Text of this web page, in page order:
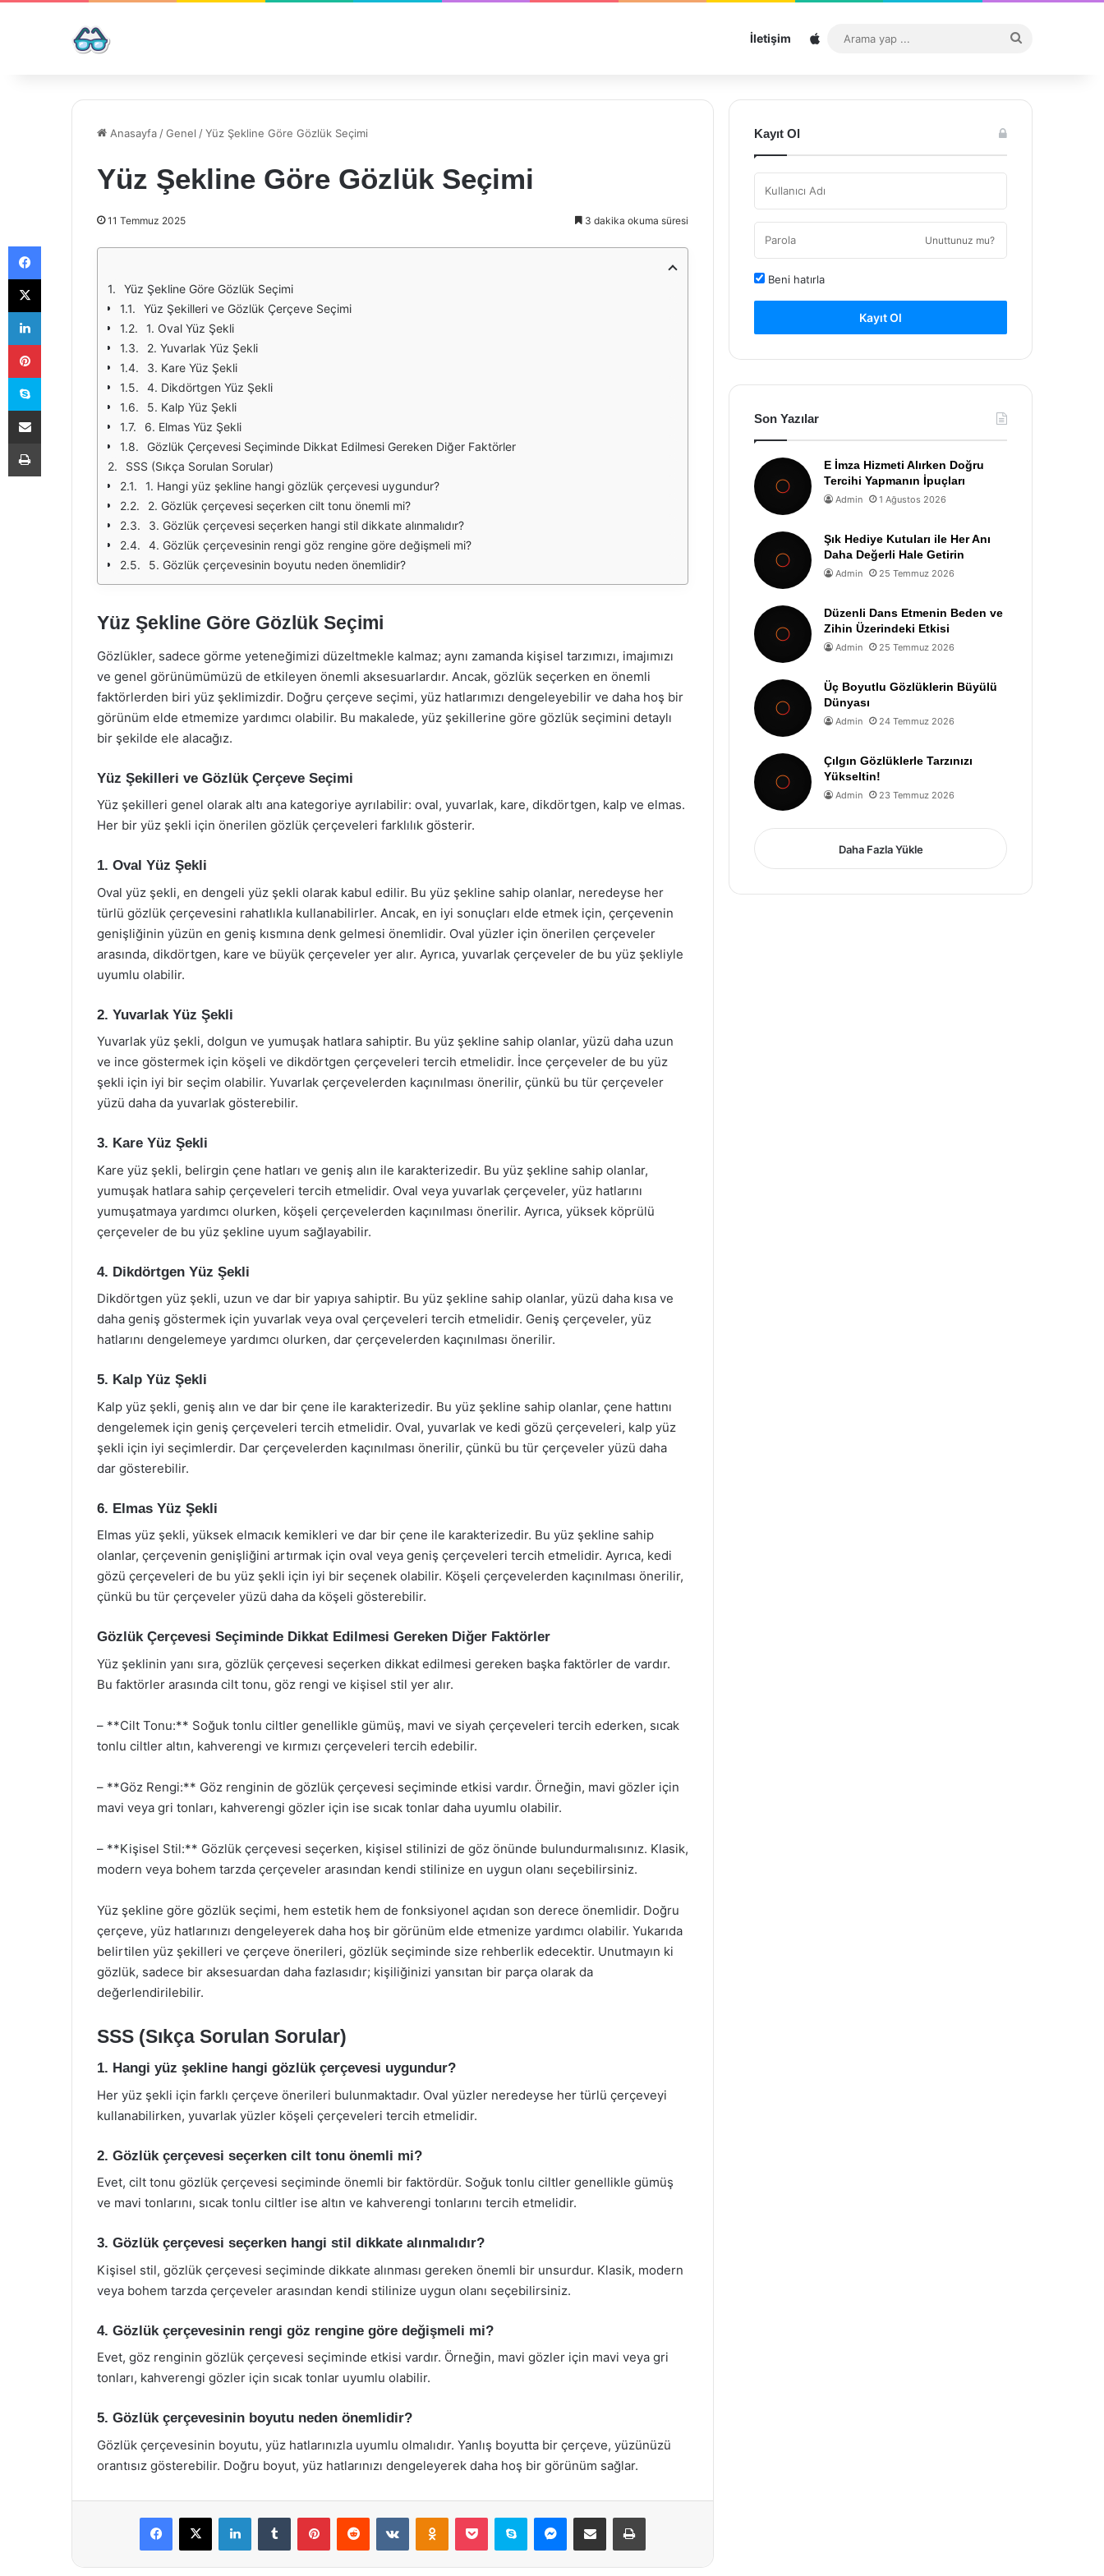
İletişim Sitemap
...
Anasayfa /Genel /Yüz Şekline Göre Gözlük Seçimi
Yüz Şekline Göre Gözlük Seçimi
11 Temmuz 2025 3 dakika okuma süresi
Yüz Şekline Göre Gözlük Seçimi
Yüz Şekilleri ve Gözlük Çerçeve Seçimi
1. Oval Yüz Şekli
2. Yuvarlak Yüz Şekli
3. Kare Yüz Şekli
4. Dikdörtgen Yüz Şekli
5. Kalp Yüz Şekli
6. Elmas Yüz Şekli
Gözlük Çerçevesi Seçiminde Dikkat Edilmesi Gereken Diğer Faktörler
SSS (Sıkça Sorulan Sorular)
1. Hangi yüz şekline hangi gözlük çerçevesi uygundur?
2. Gözlük çerçevesi seçerken cilt tonu önemli mi?
3. Gözlük çerçevesi seçerken hangi stil dikkate alınmalıdır?
4. Gözlük çerçevesinin rengi göz rengine göre değişmeli mi?
5. Gözlük çerçevesinin boyutu neden önemlidir?
Yüz Şekline Göre Gözlük Seçimi
Gözlükler, sadece görme yeteneğimizi düzeltmekle kalmaz; aynı zamanda kişisel tarzımızı, imajımızı
ve genel görünümümüzü de etkileyen önemli aksesuarlardır. Ancak, gözlük seçerken en önemli
faktörlerden biri yüz şeklimizdir. Doğru çerçeve seçimi, yüz hatlarımızı dengeleyebilir ve daha hoş bir
görünüm elde etmemize yardımcı olabilir. Bu makalede, yüz şekillerine göre gözlük seçimini detaylı
bir şekilde ele alacağız.
Yüz Şekilleri ve Gözlük Çerçeve Seçimi
Yüz şekilleri genel olarak altı ana kategoriye ayrılabilir: oval, yuvarlak, kare, dikdörtgen, kalp ve elmas.
Her bir yüz şekli için önerilen gözlük çerçeveleri farklılık gösterir.
1. Oval Yüz Şekli
Oval yüz şekli, en dengeli yüz şekli olarak kabul edilir. Bu yüz şekline sahip olanlar, neredeyse her
türlü gözlük çerçevesini rahatlıkla kullanabilirler. Ancak, en iyi sonuçları elde etmek için, çerçevenin
genişliğinin yüzün en geniş kısmına denk gelmesi önemlidir. Oval yüzler için önerilen çerçeveler
arasında, dikdörtgen, kare ve büyük çerçeveler yer alır. Ayrıca, yuvarlak çerçeveler de bu yüz şekliyle
uyumlu olabilir.
2. Yuvarlak Yüz Şekli
Yuvarlak yüz şekli, dolgun ve yumuşak hatlara sahiptir. Bu yüz şekline sahip olanlar, yüzü daha uzun
ve ince göstermek için köşeli ve dikdörtgen çerçeveleri tercih etmelidir. İnce çerçeveler de bu yüz
şekli için iyi bir seçim olabilir. Yuvarlak çerçevelerden kaçınılması önerilir, çünkü bu tür çerçeveler
yüzü daha da yuvarlak gösterebilir.
3. Kare Yüz Şekli
Kare yüz şekli, belirgin çene hatları ve geniş alın ile karakterizedir. Bu yüz şekline sahip olanlar,
yumuşak hatlara sahip çerçeveleri tercih etmelidir. Oval veya yuvarlak çerçeveler, yüz hatlarını
yumuşatmaya yardımcı olurken, köşeli çerçevelerden kaçınılması önerilir. Ayrıca, yüksek köprülü
çerçeveler de bu yüz şekline uyum sağlayabilir.
4. Dikdörtgen Yüz Şekli
Dikdörtgen yüz şekli, uzun ve dar bir yapıya sahiptir. Bu yüz şekline sahip olanlar, yüzü daha kısa ve
daha geniş göstermek için yuvarlak veya oval çerçeveleri tercih etmelidir. Geniş çerçeveler, yüz
hatlarını dengelemeye yardımcı olurken, dar çerçevelerden kaçınılması önerilir.
5. Kalp Yüz Şekli
Kalp yüz şekli, geniş alın ve dar bir çene ile karakterizedir. Bu yüz şekline sahip olanlar, çene hattını
dengelemek için geniş çerçeveleri tercih etmelidir. Oval, yuvarlak ve kedi gözü çerçeveleri, kalp yüz
şekli için iyi seçimlerdir. Dar çerçevelerden kaçınılması önerilir, çünkü bu tür çerçeveler yüzü daha
dar gösterebilir.
6. Elmas Yüz Şekli
Elmas yüz şekli, yüksek elmacık kemikleri ve dar bir çene ile karakterizedir. Bu yüz şekline sahip
olanlar, çerçevenin genişliğini artırmak için oval veya geniş çerçeveleri tercih etmelidir. Ayrıca, kedi
gözü çerçeveleri de bu yüz şekli için iyi bir seçenek olabilir. Köşeli çerçevelerden kaçınılması önerilir,
çünkü bu tür çerçeveler yüzü daha da köşeli gösterebilir.
Gözlük Çerçevesi Seçiminde Dikkat Edilmesi Gereken Diğer Faktörler
Yüz şeklinin yanı sıra, gözlük çerçevesi seçerken dikkat edilmesi gereken başka faktörler de vardır.
Bu faktörler arasında cilt tonu, göz rengi ve kişisel stil yer alır.
– **Cilt Tonu:** Soğuk tonlu ciltler genellikle gümüş, mavi ve siyah çerçeveleri tercih ederken, sıcak
tonlu ciltler altın, kahverengi ve kırmızı çerçeveleri tercih edebilir.
– **Göz Rengi:** Göz renginin de gözlük çerçevesi seçiminde etkisi vardır. Örneğin, mavi gözler için
mavi veya gri tonları, kahverengi gözler için ise sıcak tonlar daha uyumlu olabilir.
– **Kişisel Stil:** Gözlük çerçevesi seçerken, kişisel stilinizi de göz önünde bulundurmalısınız. Klasik,
modern veya bohem tarzda çerçeveler arasından kendi stilinize en uygun olanı seçebilirsiniz.
Yüz şekline göre gözlük seçimi, hem estetik hem de fonksiyonel açıdan son derece önemlidir. Doğru
çerçeve, yüz hatlarınızı dengeleyerek daha hoş bir görünüm elde etmenize yardımcı olabilir. Yukarıda
belirtilen yüz şekilleri ve çerçeve önerileri, gözlük seçiminde size rehberlik edecektir. Unutmayın ki
gözlük, sadece bir aksesuardan daha fazlasıdır; kişiliğinizi yansıtan bir parça olarak da
değerlendirilebilir.
SSS (Sıkça Sorulan Sorular)
1. Hangi yüz şekline hangi gözlük çerçevesi uygundur?
Her yüz şekli için farklı çerçeve önerileri bulunmaktadır. Oval yüzler neredeyse her türlü çerçeveyi
kullanabilirken, yuvarlak yüzler köşeli çerçeveleri tercih etmelidir.
2. Gözlük çerçevesi seçerken cilt tonu önemli mi?
Evet, cilt tonu gözlük çerçevesi seçiminde önemli bir faktördür. Soğuk tonlu ciltler genellikle gümüş
ve mavi tonlarını, sıcak tonlu ciltler ise altın ve kahverengi tonlarını tercih etmelidir.
3. Gözlük çerçevesi seçerken hangi stil dikkate alınmalıdır?
Kişisel stil, gözlük çerçevesi seçiminde dikkate alınması gereken önemli bir unsurdur. Klasik, modern
veya bohem tarzda çerçeveler arasından kendi stilinize uygun olanı seçebilirsiniz.
4. Gözlük çerçevesinin rengi göz rengine göre değişmeli mi?
Evet, göz renginin gözlük çerçevesi seçiminde etkisi vardır. Örneğin, mavi gözler için mavi veya gri
tonları, kahverengi gözler için sıcak tonlar uyumlu olabilir.
5. Gözlük çerçevesinin boyutu neden önemlidir?
Gözlük çerçevesinin boyutu, yüz hatlarınızla uyumlu olmalıdır. Yanlış boyutta bir çerçeve, yüzünüzü
orantısız gösterebilir. Doğru boyut, yüz hatlarınızı dengeleyerek daha hoş bir görünüm sağlar.
Facebook
X LinkedInTumblr PinterestReddit VKontakteOdnoklassniki
Pocket Skype Messenger
E-Posta ile paylaş Yazdır
Kayıt Ol
Unuttunuz mu?
Beni hatırla
Kayıt Ol
Son Yazılar
E İmza Hizmeti Alırken Doğru
Tercihi Yapmanın İpuçları
Admin 1 Ağustos 2026
Şık Hediye Kutuları ile Her Anı
Daha Değerli Hale Getirin
Admin 25 Temmuz 2026
Düzenli Dans Etmenin Beden ve
Zihin Üzerindeki Etkisi
Admin 25 Temmuz 2026
Üç Boyutlu Gözlüklerin Büyülü
Dünyası
Admin 24 Temmuz 2026
Çılgın Gözlüklerle Tarzınızı
Yükseltin!
Admin 23 Temmuz 2026
Daha Fazla Yükle
Facebook
X
LinkedIn
Pinterest
Skype
E-Posta ile paylaş